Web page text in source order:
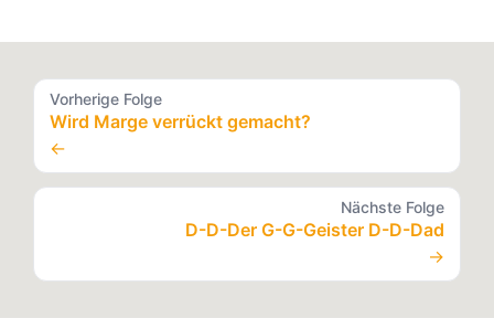
Vorherige Folge
Wird Marge verrückt gemacht?
←
Nächste Folge
D-D-Der G-G-Geister D-D-Dad
→